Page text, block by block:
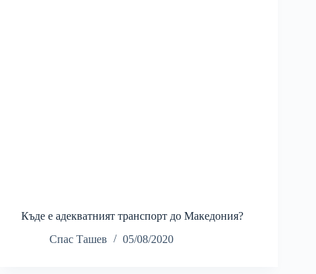
Къде е адекватният транспорт до Македония?
Спас Ташев
05/08/2020